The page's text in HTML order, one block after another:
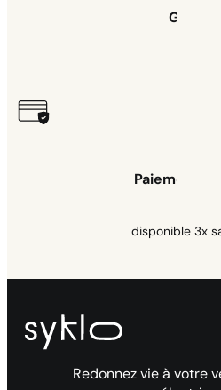
Garantie
Paiement
disponible 3x
Redonnez vie à votre